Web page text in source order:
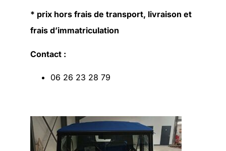
* prix hors frais de transport, livraison et
frais d’immatriculation
Contact :
06 26 23 28 79